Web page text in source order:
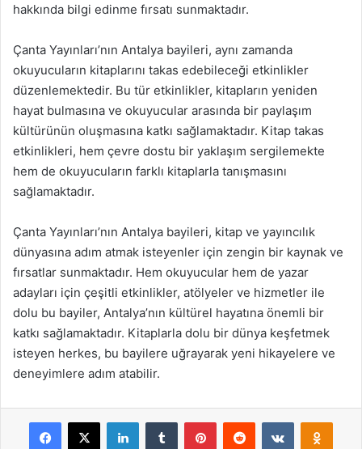
hakkında bilgi edinme fırsatı sunmaktadır.
Çanta Yayınları’nın Antalya bayileri, aynı zamanda
okuyucuların kitaplarını takas edebileceği etkinlikler
düzenlemektedir. Bu tür etkinlikler, kitapların yeniden
hayat bulmasına ve okuyucular arasında bir paylaşım
kültürünün oluşmasına katkı sağlamaktadır. Kitap takas
etkinlikleri, hem çevre dostu bir yaklaşım sergilemekte
hem de okuyucuların farklı kitaplarla tanışmasını
sağlamaktadır.
Çanta Yayınları’nın Antalya bayileri, kitap ve yayıncılık
dünyasına adım atmak isteyenler için zengin bir kaynak ve
fırsatlar sunmaktadır. Hem okuyucular hem de yazar
adayları için çeşitli etkinlikler, atölyeler ve hizmetler ile
dolu bu bayiler, Antalya’nın kültürel hayatına önemli bir
katkı sağlamaktadır. Kitaplarla dolu bir dünya keşfetmek
isteyen herkes, bu bayilere uğrayarak yeni hikayelere ve
deneyimlere adım atabilir.
Facebook
X LinkedInTumblr PinterestReddit VKontakte